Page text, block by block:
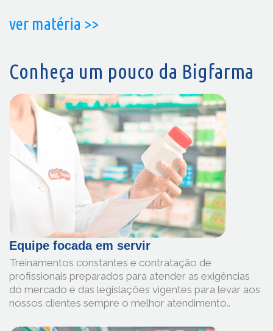
ver matéria >>
Conheça um pouco da Bigfarma
Equipe focada em servir
Treinamentos constantes e contratação de
profissionais preparados para atender as exigências
do mercado e das legislações vigentes para levar aos
nossos clientes sempre o melhor atendimento..